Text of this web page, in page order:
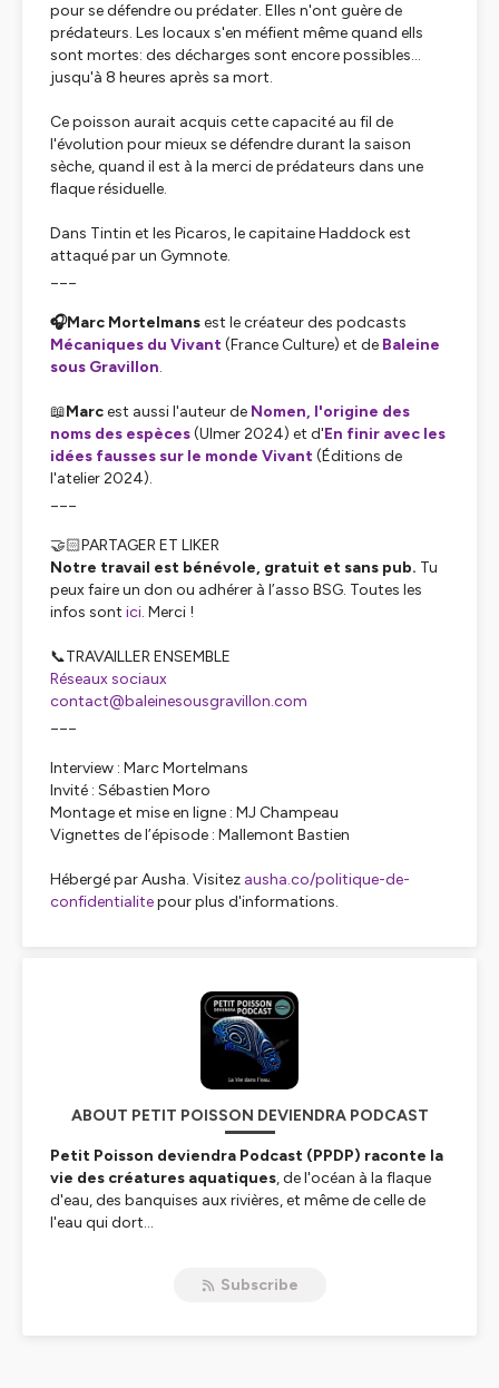
pour se défendre ou prédater. Elles n'ont guère de
prédateurs. Les locaux s'en méfient même quand ells
sont mortes: des décharges sont encore possibles...
jusqu'à 8 heures après sa mort.
Ce poisson aurait acquis cette capacité au fil de
l'évolution pour mieux se défendre durant la saison
sèche, quand il est à la merci de prédateurs dans une
flaque résiduelle.
Dans Tintin et les Picaros, le capitaine Haddock est
attaqué par un Gymnote.
🎧Marc Mortelmansest le créateur des podcasts
Mécaniques du Vivant(France Culture) et de Baleine
sous Gravillon.
📖Marcest aussi l'auteur de Nomen, l'origine des
noms des espèces(Ulmer 2024) et d'En finir avec les
idées fausses sur le monde Vivant(Éditions de
l'atelier 2024).
🤝🏻PARTAGER ET LIKER
Notre travail est bénévole, gratuit et sans pub. Tu
peux faire un don ou adhérer à l’asso BSG. Toutes les
infos sont ici. Merci !
📞TRAVAILLER ENSEMBLE
Réseaux sociaux
contact@baleinesousgravillon.com
Interview : Marc Mortelmans
Invité : Sébastien Moro
Montage et mise en ligne : MJ Champeau
Vignettes de l’épisode : Mallemont Bastien
Hébergé par Ausha. Visitez ausha.co/politique-de-
confidentialitepour plus d'informations.
ABOUT PETIT POISSON DEVIENDRA PODCAST
Petit Poisson deviendra Podcast (PPDP) raconte la
vie des créatures aquatiques, de l'océan à la flaque
d'eau, des banquises aux rivières, et même de celle de
l'eau qui dort...
France Culture, invite des naturalistes passionnés.
Subscribe